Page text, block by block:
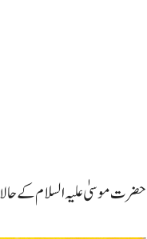
حضرت موسیٰ علیہ السلام کے